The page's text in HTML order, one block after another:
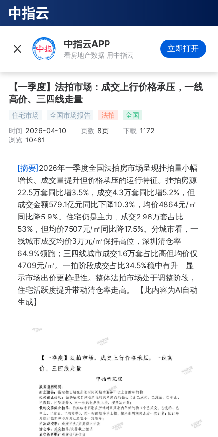
中指云APP
看房地产数据 用中指云
立即打开
【一季度】法拍市场：成交上行价格承压，一线
高价、三四线走量
住宅市场 全国市场报告 法拍
全国
时间 2026-04-10 页数 8页 下载 1172
浏览 10481
[摘要]2026年一季度全国法拍房市场呈现挂拍量小幅
增长、成交量提升但价格承压的运行特征。挂拍房源
22.5万套同比增3.5%，成交4.3万套同比增5.2%，但
成交金额579.1亿元同比下降10.3%，均价4864元/㎡
同比降5.9%。住宅仍是主力，成交2.96万套占比
53%，但均价7507元/㎡同比降17.5%。分城市看，一
线城市成交均价3万元/㎡保持高位，深圳清仓率
64.9%领跑；三四线城市成交1.6万套占比高但均价仅
4709元/㎡。一拍阶段成交占比34.5%稳中有升，显
示市场出价更趋理性。整体法拍市场处于调整阶段，
住宅活跃度提升带动清仓率走高。 【此内容为AI自动
生成】